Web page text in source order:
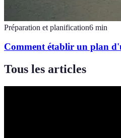
Préparation et planification6 min
Comment établir un plan
Tous les articles